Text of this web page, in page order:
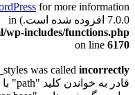
7.0.0 افزوده شده است.) in
wp-includes/functions.php
on line 6170
was called incorrectly